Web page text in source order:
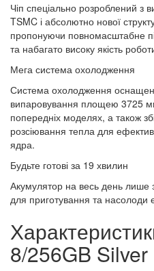
Чіп спеціально розроблений з
TSMC і абсолютно нової
пропонуючи повномасштабне
та набагато високу якість
Мега система охолодження
Система охолодження
випаровування площею 3725
попередніх моделях, а також
розсіювання тепла для
ядра.
Будьте готові за 19 хвилин
Акумулятор на весь день лише
для приготування та насолоди
8/256GB Silver